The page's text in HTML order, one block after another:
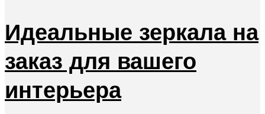
Идеальные зеркала на
заказ для вашего
интерьера